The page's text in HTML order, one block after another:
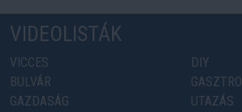
VIDEOLISTÁK
VICCES
BULVÁR
GAZDASÁG
DIY
GASZTRO
UTAZÁS